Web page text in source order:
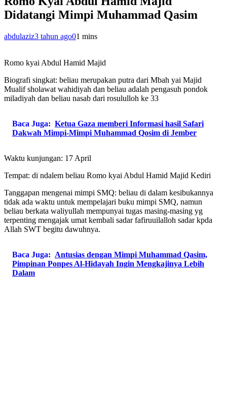
Didatangi Mimpi Muhammad Qasim
abdulaziz3 tahun ago01 mins
Romo kyai Abdul Hamid Majid
Biografi singkat: beliau merupakan putra dari Mbah yai Majid
Mualif sholawat wahidiyah dan beliau adalah pengasuh pondok
miladiyah dan beliau nasab dari rosululloh ke 33
Baca Juga: Ketua Gaza memberi Informasi hasil Safari
Dakwah Mimpi-Mimpi Muhammad Qosim di Jember
Waktu kunjungan: 17 April
Tempat: di ndalem beliau Romo kyai Abdul Hamid Majid Kediri
Tanggapan mengenai mimpi SMQ: beliau di dalam kesibukannya
tidak ada waktu untuk mempelajari buku mimpi SMQ, namun
beliau berkata waliyullah mempunyai tugas masing-masing yg
terpenting mengajak umat kembali sadar fafiruuilalloh sadar kpda
Allah SWT begitu dawuhnya.
Baca Juga: Antusias dengan Mimpi Muhammad Qasim,
Pimpinan Ponpes Al-Hidayah Ingin Mengkajinya Lebih
Dalam